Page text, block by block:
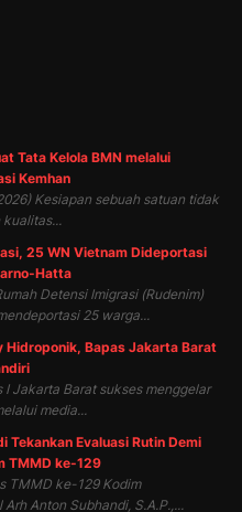
Tata Kelola BMN melalui
Kemhan
Kesiapan sebuah satuan tidak
25 WN Vietnam Dideportasi
Hatta
Detensi Imigrasi (Rudenim)
25 warga...
Hidroponik, Bapas Jakarta Barat
Jakarta Barat sukses menggelar
media...
Tekankan Evaluasi Rutin Demi
TMMD ke-129
TMMD ke-129 Kodim
Anton Subhandi, S.A.P.,...